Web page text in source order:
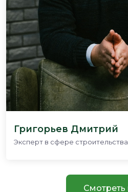
Григорьев Дмитрий
Эксперт в сфере
Смотреть